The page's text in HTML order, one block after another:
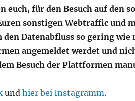
euch, für den Besuch auf den
sonstigen Webtraffic und
Datenabfluss so gering
angemeldet werdet und
Besuch der Plattformen
und hier bei Instagramm.